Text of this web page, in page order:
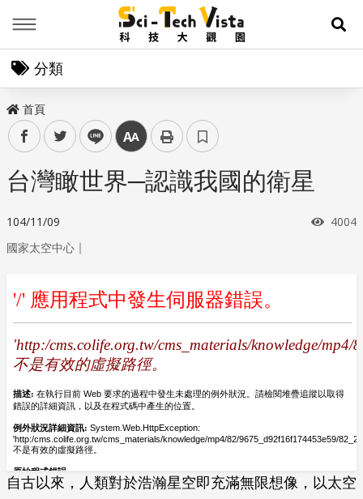
展
分類
首頁
facebooktwitter line 中
台灣瞰世界─認識我國的衛星
104/11/09 瀏覽
4004
國家太空中心 ｜
自古以來，人類對於浩瀚星空即充滿無限想像，以太空